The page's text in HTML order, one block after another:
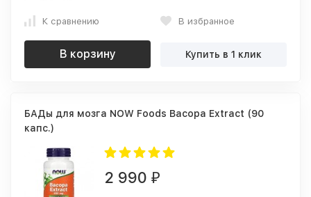
К сравнению В избранное
В корзину Купить в 1 клик
БАДы для мозга NOW Foods Bacopa Extract (90
капс.)
2 990 ₽